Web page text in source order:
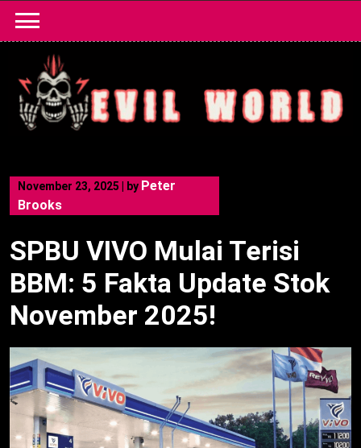
content
November 23, 2025 by Peter
Brooks
SPBU VIVO Mulai Terisi
BBM: 5 Fakta Update Stok
November 2025!